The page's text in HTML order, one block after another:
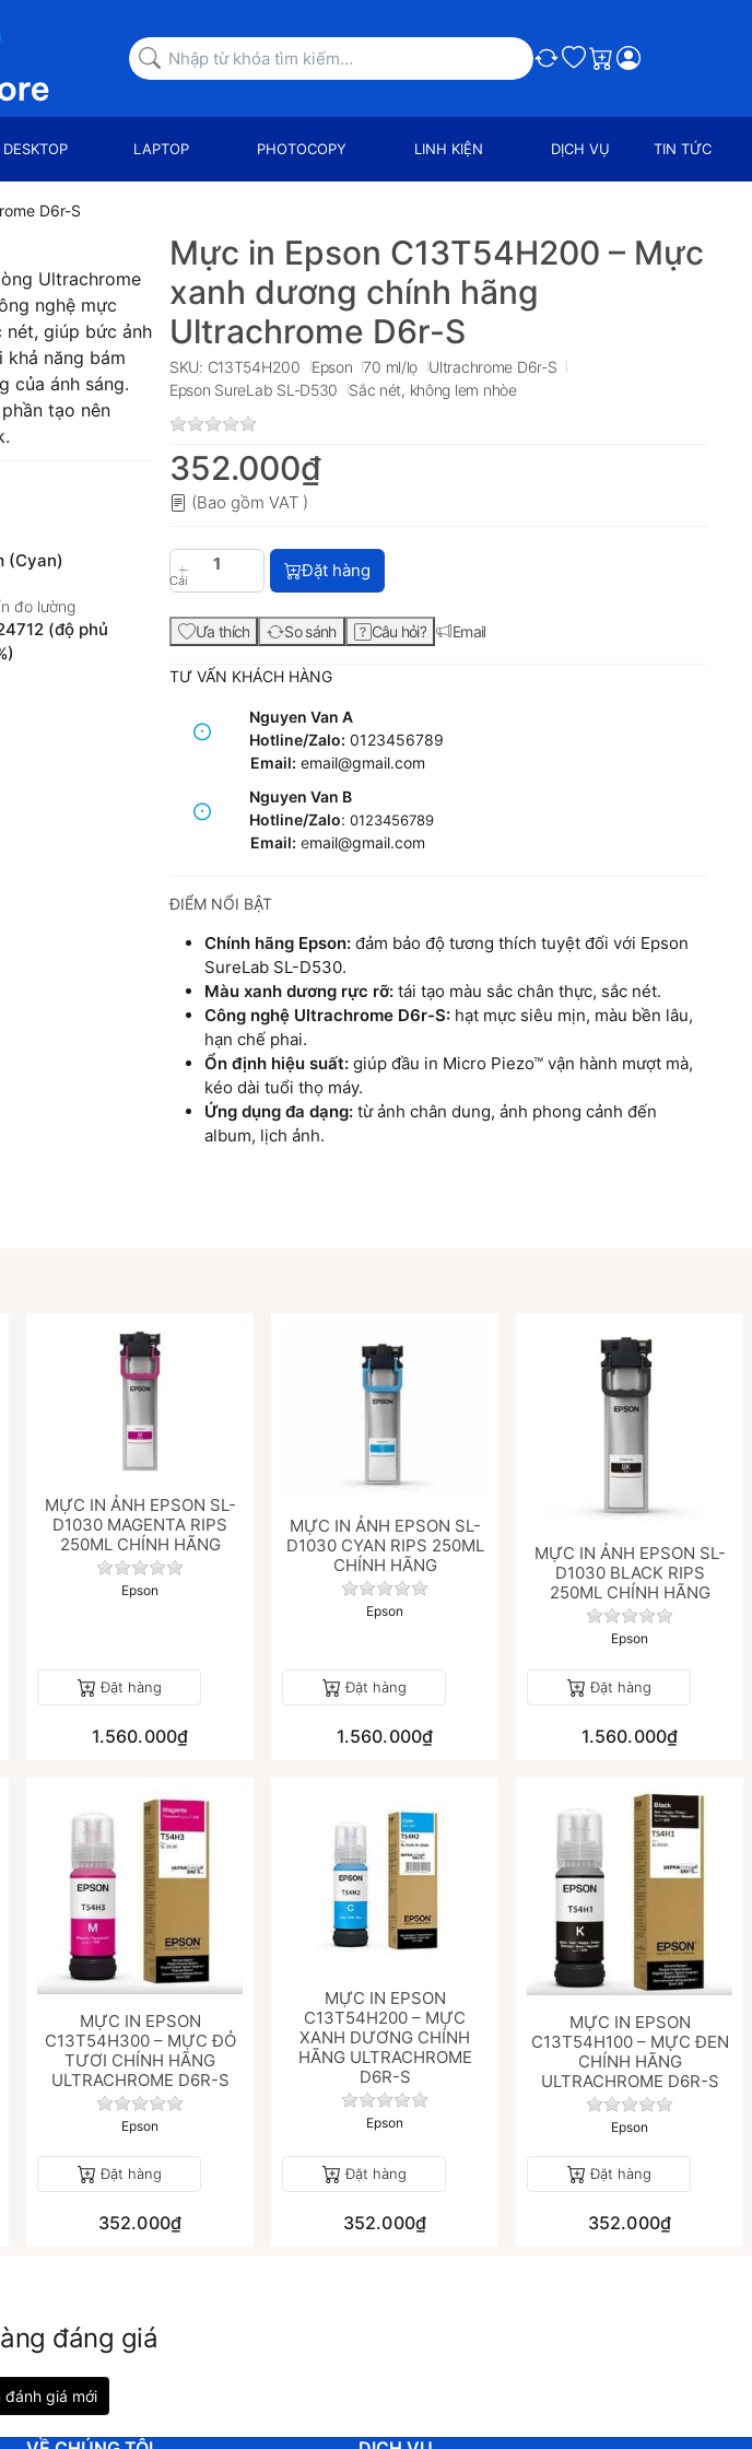
So sánh
Ưa thích
Giỏ hàng
DESKTOP LAPTOP PHOTOCOPY LINH KIỆN DỊCH VỤ TIN TỨC
D6r-S
Ultrachrome
nghệ mực
nét, giúp bức ảnh
năng bám
của ánh sáng.
tạo nên
(Cyan)
đo lường
(độ phủ
Mực in Epson C13T54H200 – Mực
xanh dương chính hãng
Ultrachrome D6r-S
SKU: C13T54H200 Epson 70 ml/lọ
Ultrachrome D6r-S
Epson SureLab SL-D530
Sắc nét, không lem nhòe
352.000₫
(Bao gồm VAT )
Cái
Mực in Epson C13T54H200 – Mực xanh dương chính hãng
Đặt hàng
Ưa thích So sánh Câu hỏi? Email
TƯ VẤN KHÁCH HÀNG
Nguyen Van A
Hotline/Zalo: 0123456789
Email: email@gmail.com
Nguyen Van B
Hotline/Zalo: 0123456789
Email: email@gmail.com
ĐIỂM NỔI BẬT
Chính hãng Epson: đảm bảo độ tương thích tuyệt đối với Epson
SureLab SL-D530.
Màu xanh dương rực rỡ: tái tạo màu sắc chân thực, sắc nét.
Công nghệ Ultrachrome D6r-S: hạt mực siêu mịn, màu bền lâu,
hạn chế phai.
Ổn định hiệu suất: giúp đầu in Micro Piezo™ vận hành mượt mà,
kéo dài tuổi thọ máy.
Ứng dụng đa dạng: từ ảnh chân dung, ảnh phong cảnh đến
album, lịch ảnh.
nào cho sản phẩm này.
MỰC IN ẢNH EPSON SL-
D1030 MAGENTA RIPS
250ML CHÍNH HÃNG
Chưa có đánh giá nào cho sản phẩm này.
Epson
Đặt hàng
1.560.000₫
MỰC IN ẢNH EPSON SL-
D1030 CYAN RIPS 250ML
CHÍNH HÃNG
Chưa có đánh giá nào cho sản phẩm này.
Epson
Đặt hàng
1.560.000₫
MỰC IN ẢNH EPSON SL-
D1030 BLACK RIPS
250ML CHÍNH HÃNG
Chưa có đánh
Epson
Đặt hàng
1.560.000₫
nào cho sản phẩm này.
MỰC IN EPSON
C13T54H300 – MỰC ĐỎ
TƯƠI CHÍNH HÃNG
ULTRACHROME D6R-S
Chưa có đánh giá nào cho sản phẩm này.
Epson
Đặt hàng
352.000₫
MỰC IN EPSON
C13T54H200 – MỰC
XANH DƯƠNG CHÍNH
HÃNG ULTRACHROME
D6R-S
Chưa có đánh giá nào cho sản phẩm này.
Epson
Đặt hàng
352.000₫
MỰC IN EPSON
C13T54H100 – MỰC ĐEN
CHÍNH HÃNG
ULTRACHROME D6R-S
Chưa có đánh
Epson
Đặt hàng
352.000₫
đáng giá
giá mới